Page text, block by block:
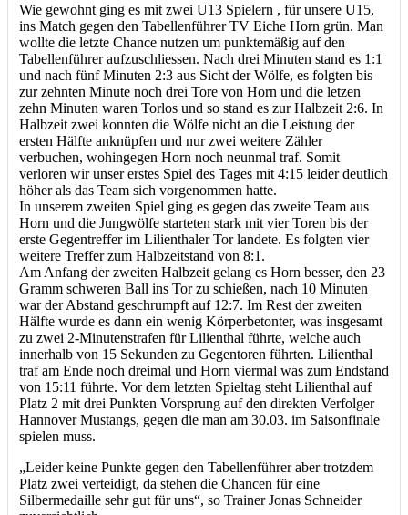
Wie gewohnt ging es mit zwei U13 Spielern , für unsere U15,
ins Match gegen den Tabellenführer TV Eiche Horn grün. Man
wollte die letzte Chance nutzen um punktemäßig auf den
Tabellenführer aufzuschliessen. Nach drei Minuten stand es 1:1
und nach fünf Minuten 2:3 aus Sicht der Wölfe, es folgten bis
zur zehnten Minute noch drei Tore von Horn und die letzen
zehn Minuten waren Torlos und so stand es zur Halbzeit 2:6. In
Halbzeit zwei konnten die Wölfe nicht an die Leistung der
ersten Hälfte anknüpfen und nur zwei weitere Zähler
verbuchen, wohingegen Horn noch neunmal traf. Somit
verloren wir unser erstes Spiel des Tages mit 4:15 leider deutlich
höher als das Team sich vorgenommen hatte.
In unserem zweiten Spiel ging es gegen das zweite Team aus
Horn und die Jungwölfe starteten stark mit vier Toren bis der
erste Gegentreffer im Lilienthaler Tor landete. Es folgten vier
weitere Treffer zum Halbzeitstand von 8:1.
Am Anfang der zweiten Halbzeit gelang es Horn besser, den 23
Gramm schweren Ball ins Tor zu schießen, nach 10 Minuten
war der Abstand geschrumpft auf 12:7. Im Rest der zweiten
Hälfte wurde es dann ein wenig Körperbetonter, was insgesamt
zu zwei 2-Minutenstrafen für Lilienthal führte, welche auch
innerhalb von 15 Sekunden zu Gegentoren führten. Lilienthal
traf am Ende noch dreimal und Horn viermal was zum Endstand
von 15:11 führte. Vor dem letzten Spieltag steht Lilienthal auf
Platz 2 mit drei Punkten Vorsprung auf den direkten Verfolger
Hannover Mustangs, gegen die man am 30.03. im Saisonfinale
spielen muss.
„Leider keine Punkte gegen den Tabellenführer aber trotzdem
Platz zwei verteidigt, da stehen die Chancen für eine
Silbermedaille sehr gut für uns“, so Trainer Jonas Schneider